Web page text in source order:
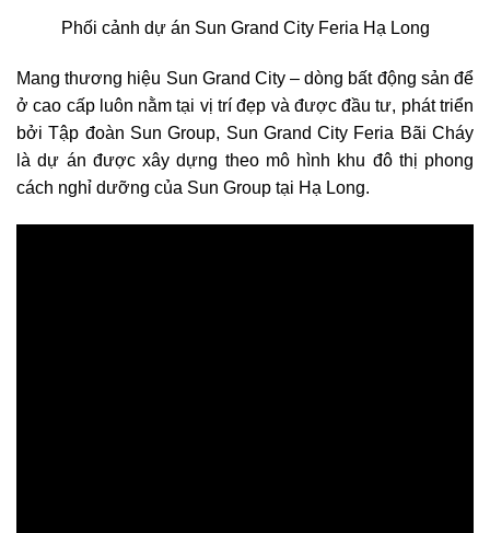
Phối cảnh dự án Sun Grand City Feria Hạ Long
Mang thương hiệu Sun Grand City – dòng bất động sản để
ở cao cấp luôn nằm tại vị trí đẹp và được đầu tư, phát triển
bởi Tập đoàn Sun Group, Sun Grand City Feria Bãi Cháy
là dự án được xây dựng theo mô hình khu đô thị phong
cách nghỉ dưỡng của Sun Group tại Hạ Long.